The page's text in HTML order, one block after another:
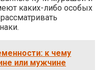
каких-либо особых
к чему
или мужчине